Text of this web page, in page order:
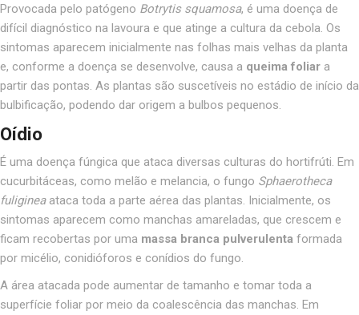
Provocada pelo patógeno Botrytis squamosa, é uma doença de
difícil diagnóstico na lavoura e que atinge a cultura da cebola. Os
sintomas aparecem inicialmente nas folhas mais velhas da planta
e, conforme a doença se desenvolve, causa a queima foliar a
partir das pontas. As plantas são suscetíveis no estádio de início da
bulbificação, podendo dar origem a bulbos pequenos.
Oídio
É uma doença fúngica que ataca diversas culturas do hortifrúti. Em
cucurbitáceas, como melão e melancia, o fungo Sphaerotheca
fuliginea ataca toda a parte aérea das plantas. Inicialmente, os
sintomas aparecem como manchas amareladas, que crescem e
ficam recobertas por uma massa branca pulverulenta formada
por micélio, conidióforos e conídios do fungo.
A área atacada pode aumentar de tamanho e tomar toda a
superfície foliar por meio da coalescência das manchas. Em